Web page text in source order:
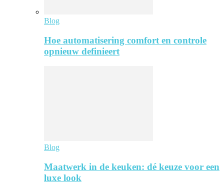
Blog
Hoe automatisering comfort en controle
opnieuw definieert
Blog
Maatwerk in de keuken: dé keuze voor een
luxe look